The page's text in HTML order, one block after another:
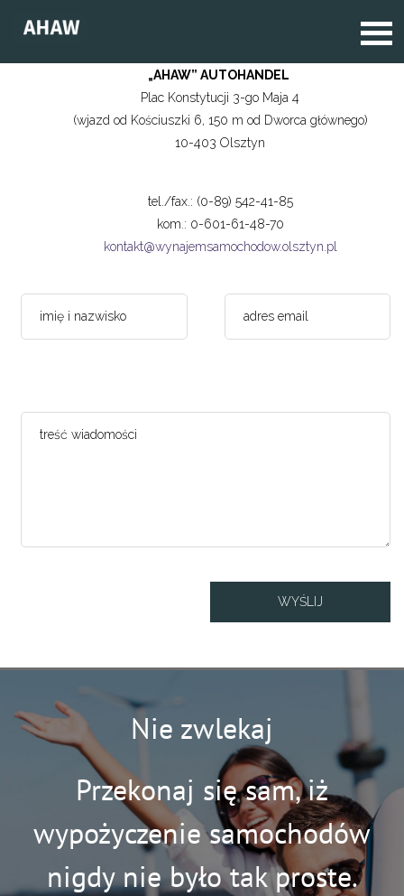
„AHAW” AUTOHANDEL
Plac Konstytucji 3-go Maja 4
(wjazd od Kościuszki 6, 150 m od Dworca głównego)
10-403 Olsztyn
tel./fax.: (0-89) 542-41-85
kom.: 0-601-61-48-70
kontakt@wynajemsamochodow.olsztyn.pl
Nie zwlekaj
Przekonaj się sam, iż
wypożyczenie samochodów
nigdy nie było tak proste.